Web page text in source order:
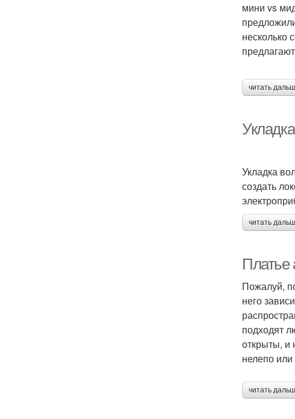
мини vs
несколько
читать
Укладка
создать
читать
Платье
Пожалуй,
него
подходят
открыты, и
нелепо или
читать